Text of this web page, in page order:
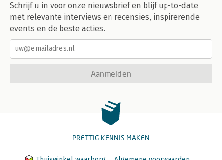
Schrijf u in voor onze nieuwsbrief en blijf up-to-date
met relevante interviews en recensies, inspirerende
events en de beste acties.
Aanmelden
PRETTIG KENNIS MAKEN